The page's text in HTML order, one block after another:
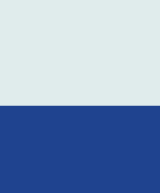
cáo, quảng cáo